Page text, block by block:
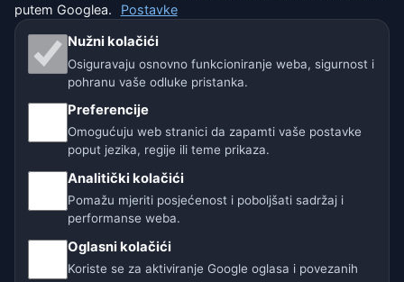
Pomažemo životinjama
Sitemap
Postavke
🇨🇿 Češka 🇭🇷 Hrvatska 🇧🇬 Bugarska
🇩🇪🇦🇹🇨🇭 Njemačka / Austrija / Švicarska
🌎 Latinska Amerika i Španjolska
putem Googlea.
Postavke
Nužni kolačići
Osiguravaju osnovno funkcioniranje weba, sigurnost i
pohranu vaše odluke pristanka.
Preferencije
Omogućuju web stranici da zapamti vaše postavke
poput jezika, regije ili teme prikaza.
Analitički kolačići
Pomažu mjeriti posjećenost i poboljšati sadržaj i
performanse weba.
Oglasni kolačići
Koriste se za aktiviranje Google oglasa i povezanih